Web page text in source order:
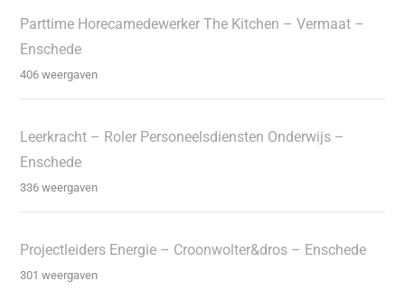
Parttime Horecamedewerker The Kitchen – Vermaat –
Enschede
406 weergaven
Leerkracht – Roler Personeelsdiensten Onderwijs –
Enschede
336 weergaven
Projectleiders Energie – Croonwolter&dros – Enschede
301 weergaven